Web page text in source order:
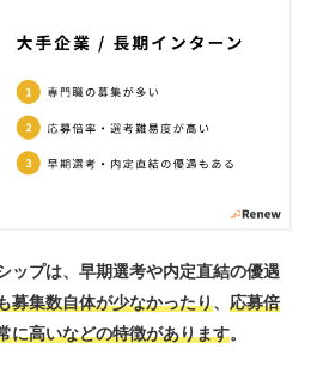
ップは、早期選考や内定直結の優遇
募集数自体が少なかったり、 応募倍
に高いなどの特徴があります。